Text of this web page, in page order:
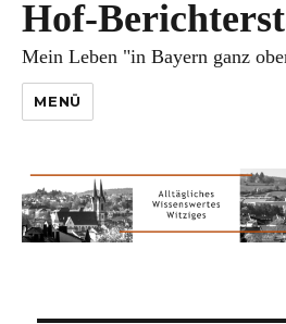
Hof-
Mein Leben "in Bayern ganz
MENÜ